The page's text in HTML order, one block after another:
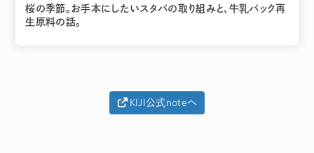
桜の季節。お手本にしたいスタバの取り組みと、牛乳パック再
生原料の話。
KIJI公式noteへ